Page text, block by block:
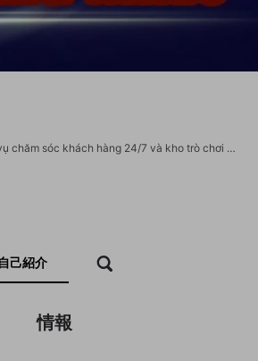
KL99 tự hào mang đến nền tảng giải trí trực tuyến hàng đầu, uy tín và an toàn. Với giao diện thân thiện, dịch vụ chăm sóc khách hàng 24/7 và kho trò chơi đa dạng, chúng tôi cam kết mang đến trải nghiệm tuyệt vời cho mọi người chơi. Thông tin liên hệ KL99: Địa Chỉ: 280 Lê Trọng Tấn, Hoà Phát, Cẩm Lệ, Đà Nẵng, Việt Nam Zipcode: 550000 Email: kl99uk@gmail.com Hotline: 0933369368 Website: https://kl99.uk/ Hastag: #kl99 #trangchukl99 #nhacaikl99 #kl99uk #linkkl99 #kl99com Social: https://x.com/kl99uk https://www.youtube.com/@kl99uk https://www.pinterest.com/kl99uk https://vimeo.com/kl99uk https://www.reddit.com/user/kl99uk/ https://gravatar.com/kl99uk https://bit.ly/m/kl99uk https://www.tumblr.com/kl99uk https://www.behance.net/kl99uk https://www.twitch.tv/kl99uk https://linktr.ee/kl99uk https://my.archdaily.com/us/@kl99uk https://heylink.me/kl99uk/ https://www.geogebra.org/u/kl99uk https://www.qrcodechimp.com/page/kl99uk https://igli.me/kl99uk https://givestar.io/profile/311e65e0-f482-444
自己紹介
情報